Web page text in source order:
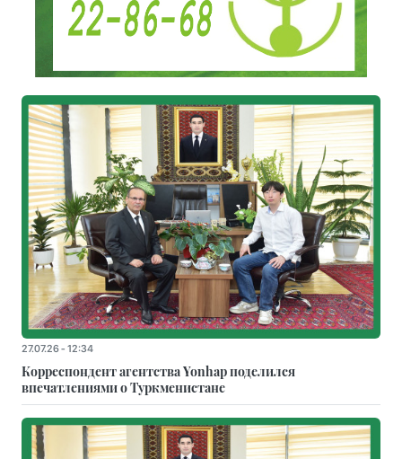
27.07.26 - 12:34
Корреспондент агентства Yonhap поделился
впечатлениями о Туркменистане